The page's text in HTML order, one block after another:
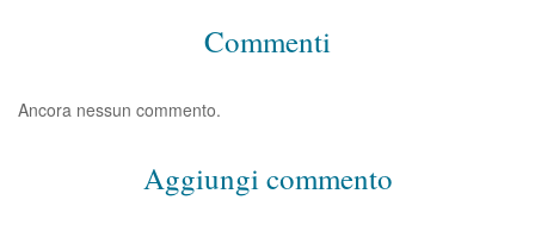
Commenti
Ancora nessun commento.
Aggiungi commento